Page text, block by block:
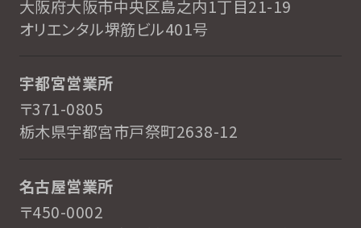
大阪府大阪市中央区島之内1丁目21-19
オリエンタル堺筋ビル401号
宇都宮営業所
〒371-0805
栃木県宇都宮市戸祭町2638-12
名古屋営業所
〒450-0002